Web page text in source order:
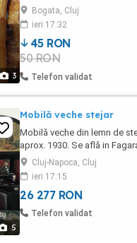
3
detalii la telefon
Bogata, Cluj
ieri 17:32
45 RON
50 RON
Telefon validat
5
Mobilă veche stejar
Mobilă veche din lemn de
aprox. 1930. Se află in
detalii, dimensiuni ma puteti
Cluj-Napoca, Cluj
ieri 17:15
26 277 RON
Telefon validat